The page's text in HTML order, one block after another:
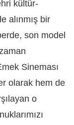
kültür-
alınmış bir
son model
Sineması
olarak hem de
o